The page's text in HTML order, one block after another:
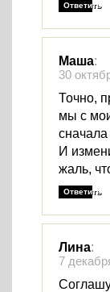
Ответить
Маша:
30
Точно,
мы с
И
жаль,
Ответить
Лина:
7